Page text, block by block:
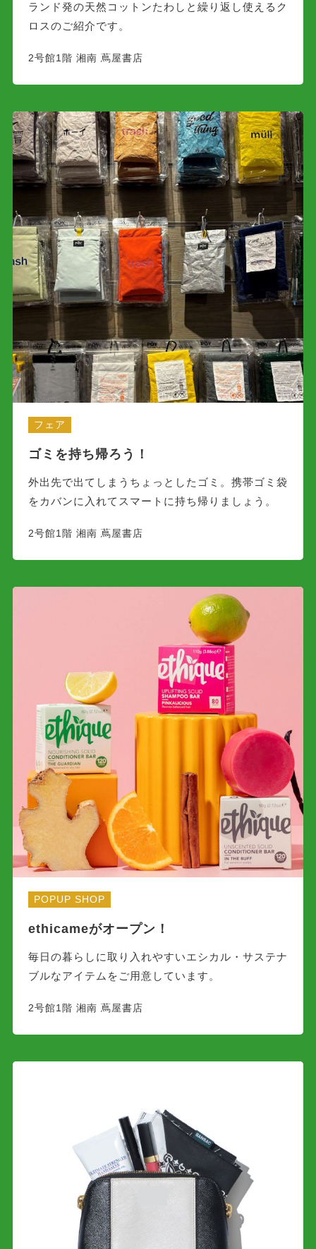
ランド発の天然コットンたわしと繰り返し使えるク
ロスのご紹介です。
2号館1階 湘南 蔦屋書店
フェア
ゴミを持ち帰ろう！
外出先で出てしまうちょっとしたゴミ。携帯ゴミ袋
をカバンに入れてスマートに持ち帰りましょう。
2号館1階 湘南 蔦屋書店
POPUP SHOP
ethicameがオープン！
毎日の暮らしに取り入れやすいエシカル・サステナ
ブルなアイテムをご用意しています。
2号館1階 湘南 蔦屋書店